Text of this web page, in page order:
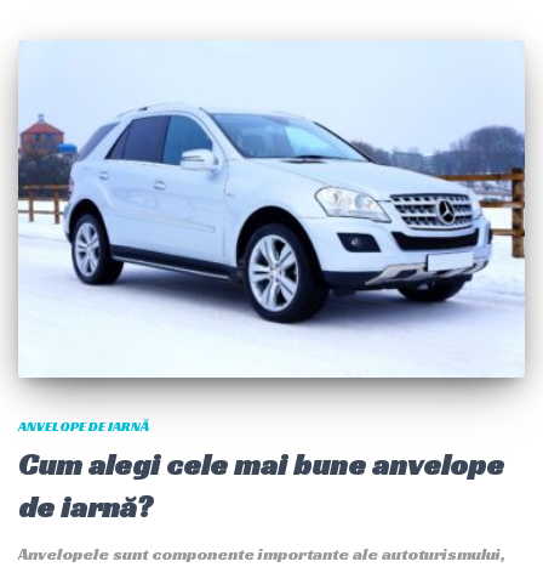
ANVELOPE DE IARNĂ
Cum alegi cele mai bune anvelope
de iarnă?
Anvelopele sunt componente importante ale autoturismului,